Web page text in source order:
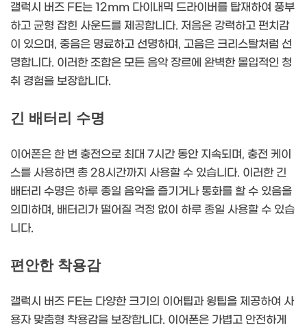
갤럭시 버즈 FE는 12mm 다이내믹 드라이버를 탑재하여 풍부
하고 균형 잡힌 사운드를 제공합니다. 저음은 강력하고 펀치감
이 있으며, 중음은 명료하고 선명하며, 고음은 크리스탈처럼 선
명합니다. 이러한 조합은 모든 음악 장르에 완벽한 몰입적인 청
취 경험을 보장합니다.
긴 배터리 수명
이어폰은 한 번 충전으로 최대 7시간 동안 지속되며, 충전 케이
스를 사용하면 총 28시간까지 사용할 수 있습니다. 이러한 긴
배터리 수명은 하루 종일 음악을 즐기거나 통화를 할 수 있음을
의미하며, 배터리가 떨어질 걱정 없이 하루 종일 사용할 수 있습
니다.
편안한 착용감
갤럭시 버즈 FE는 다양한 크기의 이어팁과 윙팁을 제공하여 사
용자 맞춤형 착용감을 보장합니다. 이어폰은 가볍고 안전하게